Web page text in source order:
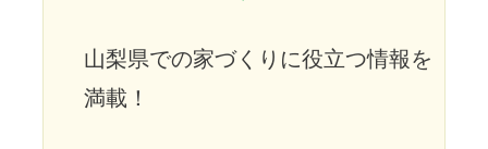
山梨県での家づくりに役立つ情報を
満載！